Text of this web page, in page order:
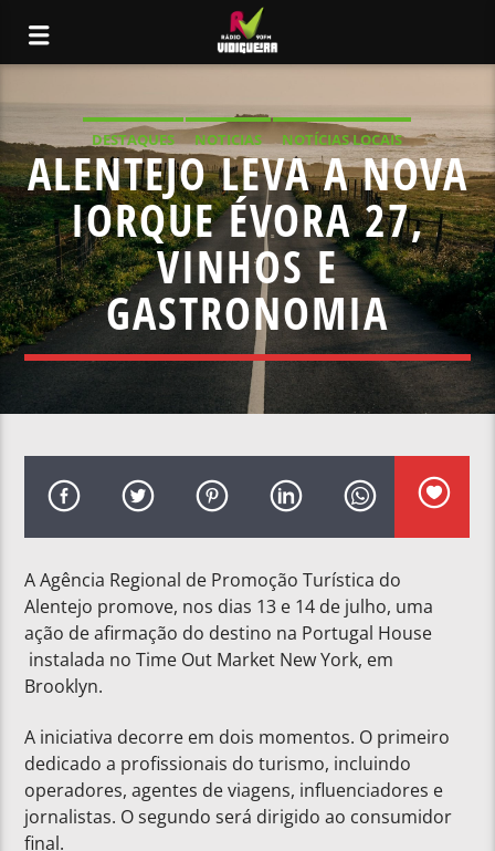
DESTAQUES NOTICIAS
NOTÍCIAS LOCAIS
NOTÍCIAS NACIONAIS
ALENTEJO LEVA A NOVA
IORQUE ÉVORA 27,
VINHOS E
GASTRONOMIA
A Agência Regional de Promoção Turística do
Alentejo promove, nos dias 13 e 14 de julho, uma
ação de afirmação do destino na Portugal House
instalada no Time Out Market New York, em
Brooklyn.
A iniciativa decorre em dois momentos. O primeiro
dedicado a profissionais do turismo, incluindo
operadores, agentes de viagens, influenciadores e
jornalistas. O segundo será dirigido ao consumidor
final.